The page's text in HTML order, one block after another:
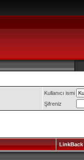
Kullanıcı ismi
Şifreniz
LinkBack